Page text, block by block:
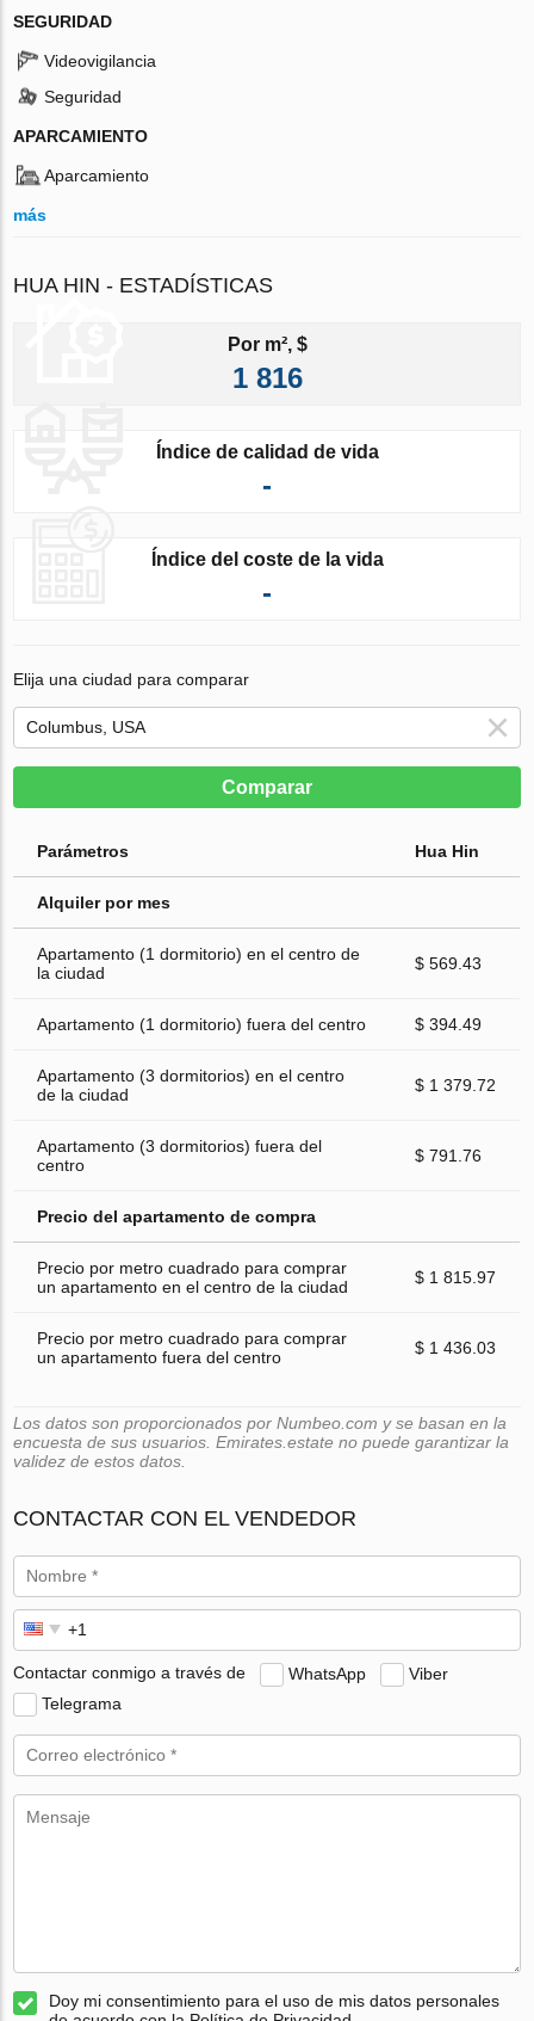
SEGURIDAD
Videovigilancia
Seguridad
APARCAMIENTO
Aparcamiento
más
HUA HIN - ESTADÍSTICAS
Por m², $
1 816
Índice de calidad de vida
-
Índice del coste de la vida
-
Elija una ciudad para comparar
Comparar
Parámetros Hua Hin
Alquiler por mes
Apartamento (1 dormitorio) en el centro de
la ciudad
$ 569.43
Apartamento (1 dormitorio) fuera del centro $ 394.49
Apartamento (3 dormitorios) en el centro
de la ciudad
$ 1 379.72
Apartamento (3 dormitorios) fuera del
centro
$ 791.76
Precio del apartamento de compra
Precio por metro cuadrado para comprar
un apartamento en el centro de la ciudad
$ 1 815.97
Precio por metro cuadrado para comprar
un apartamento fuera del centro
$ 1 436.03
Los datos son proporcionados por Numbeo.com y se basan en la
encuesta de sus usuarios. Emirates.estate no puede garantizar la
validez de estos datos.
CONTACTAR CON EL VENDEDOR
Contactar conmigo a través de WhatsApp
Viber
Telegrama
Doy mi consentimiento para el uso de mis datos personales